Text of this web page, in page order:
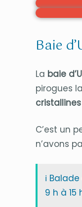
Baie
La baie
pirogues
C’est un
n’avons
ℹ️
9 h à 15